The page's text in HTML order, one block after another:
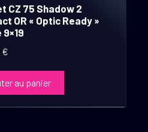
CZ 75 Shadow 2
OR « Optic Ready »
€
au panier